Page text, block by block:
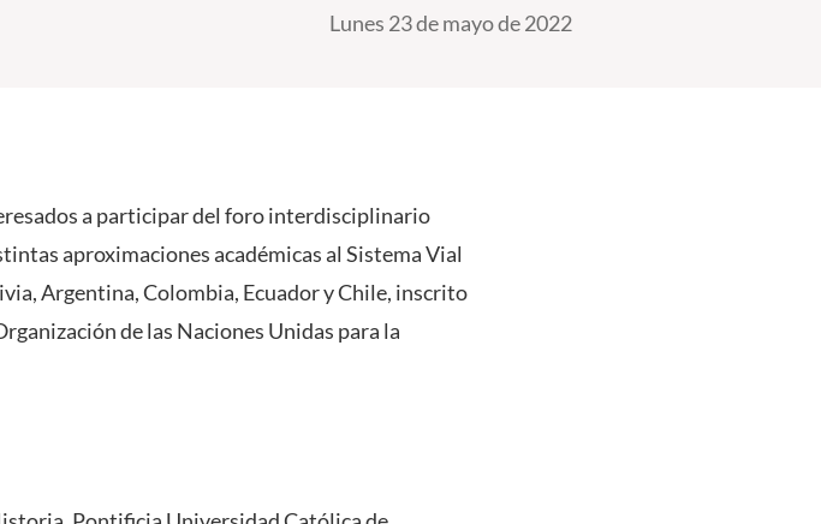
Lunes 23 de mayo de 2022
a participar del foro interdisciplinario
aproximaciones académicas al Sistema Vial
Argentina, Colombia, Ecuador y Chile, inscrito
de las Naciones Unidas para la